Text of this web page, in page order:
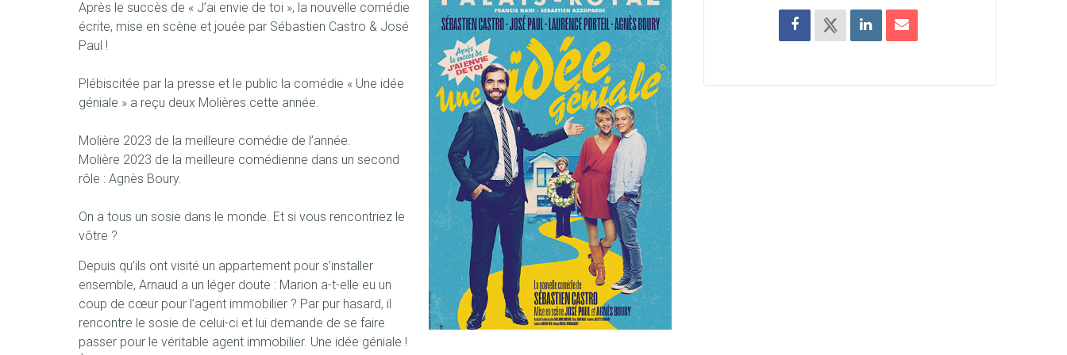
Après le succès de « J’ai envie de toi », la nouvelle comédie
écrite, mise en scène et jouée par Sébastien Castro & José
Paul !
Plébiscitée par la presse et le public la comédie « Une idée
géniale » a reçu deux Molières cette année.
Molière 2023 de la meilleure comédie de l’année.
Molière 2023 de la meilleure comédienne dans un second
rôle : Agnès Boury.
On a tous un sosie dans le monde. Et si vous rencontriez le
vôtre ?
Depuis qu’ils ont visité un appartement pour s’installer
ensemble, Arnaud a un léger doute : Marion a-t-elle eu un
coup de cœur pour l’agent immobilier ? Par pur hasard, il
rencontre le sosie de celui-ci et lui demande de se faire
passer pour le véritable agent immobilier. Une idée géniale !